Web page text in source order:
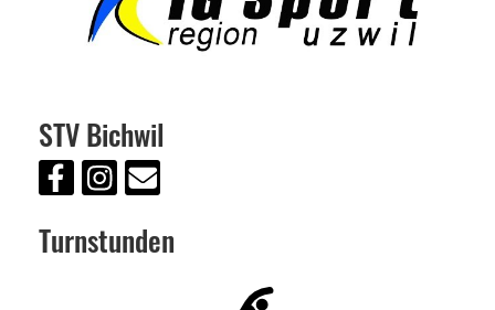
STV Bichwil
Turnstunden